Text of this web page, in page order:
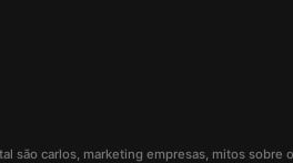
são carlos, marketing empresas, mitos sobre o